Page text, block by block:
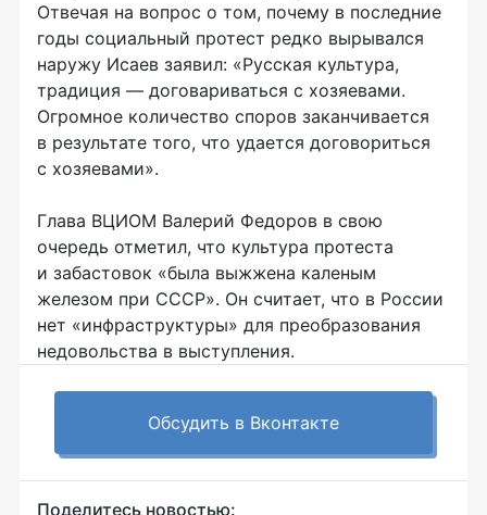
Отвечая на вопрос о том, почему в последние
годы социальный протест редко вырывался
наружу Исаев заявил: «Русская культура,
традиция — договариваться с хозяевами.
Огромное количество споров заканчивается
в результате того, что удается договориться
с хозяевами».
Глава ВЦИОМ Валерий Федоров в свою
очередь отметил, что культура протеста
и забастовок «была выжжена каленым
железом при СССР». Он считает, что в России
нет «инфраструктуры» для преобразования
недовольства в выступления.
Обсудить в Вконтакте
Поделитесь новостью: